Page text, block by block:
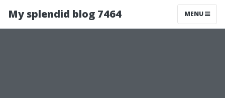
My splendid blog 7464 MENU